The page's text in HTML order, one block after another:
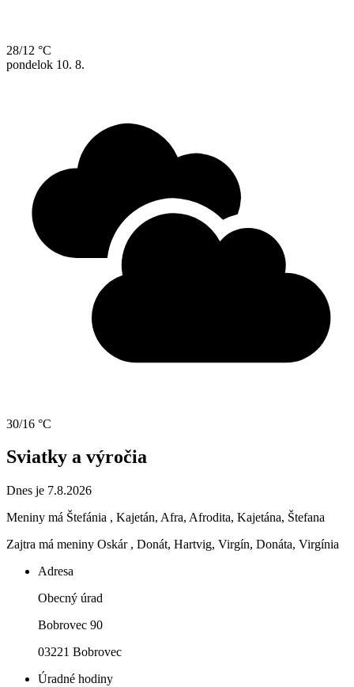
28/12 °C
pondelok 10. 8.
30/16 °C
Sviatky a výročia
Dnes je 7.8.2026
Meniny má Štefánia , Kajetán, Afra, Afrodita, Kajetána, Štefana
Zajtra má meniny Oskár , Donát, Hartvig, Virgín, Donáta, Virgínia
Adresa
Obecný úrad
Bobrovec 90
03221 Bobrovec
Úradné hodiny